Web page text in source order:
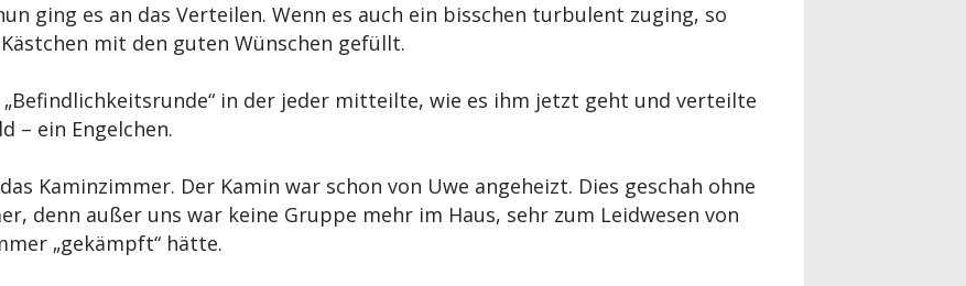
ging es an das Verteilen. Wenn es auch ein bisschen turbulent zuging, so
mit den guten Wünschen gefüllt.
in der jeder mitteilte, wie es ihm jetzt geht und verteilte
– ein Engelchen.
Kaminzimmer. Der Kamin war schon von Uwe angeheizt. Dies geschah ohne
denn außer uns war keine Gruppe mehr im Haus, sehr zum Leidwesen von
„gekämpft“ hätte.